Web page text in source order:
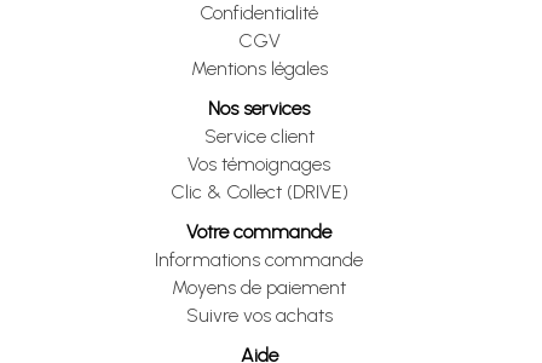
Confidentialité
CGV
Mentions légales
Nos services
Service client
Vos témoignages
Clic & Collect (DRIVE)
Votre commande
Informations commande
Moyens de paiement
Suivre vos achats
Aide